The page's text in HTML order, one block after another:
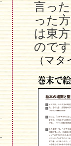
言っ
った
は東
ので
（マタ